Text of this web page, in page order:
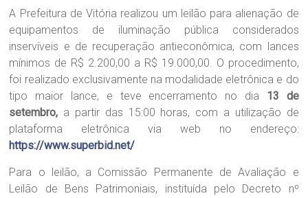
A Prefeitura de Vitória realizou um leilão para alienação de
equipamentos de iluminação pública considerados
inservíveis e de recuperação antieconômica, com lances
mínimos de R$ 2.200,00 a R$ 19.000,00. O procedimento,
foi realizado exclusivamente na modalidade eletrônica e do
tipo maior lance, e teve encerramento no dia 13 de
setembro, a partir das 15:00 horas, com a utilização de
plataforma eletrônica via web no endereço:
https://www.superbid.net/
Para o leilão, a Comissão Permanente de Avaliação e
Leilão de Bens Patrimoniais, instituída pelo Decreto nº